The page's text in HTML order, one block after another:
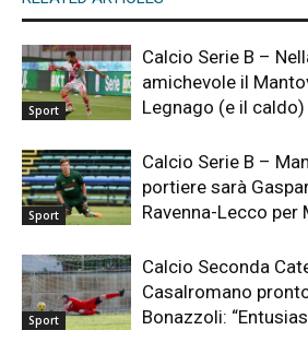
Sport
Calcio Serie B –
amichevole il
Legnago (e il caldo)
Sport
Calcio Serie B –
portiere sarà
Ravenna-Lecco per
Sport
Calcio Seconda
Casalromano
Bonazzoli: